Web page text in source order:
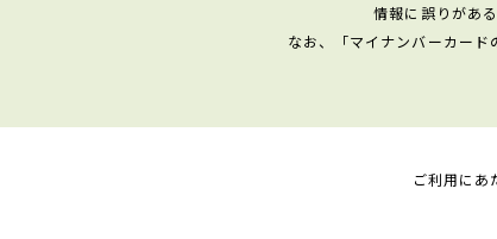
情報に誤りがあ
なお、「マイナンバーカード
ご利用にあ